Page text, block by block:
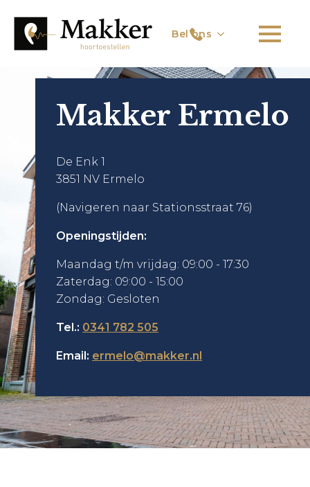
Bel ons
Makker Ermelo
De Enk 1
3851 NV Ermelo
(Navigeren naar Stationsstraat 76)
Openingstijden:
Maandag t/m vrijdag: 09:00 - 17:30
Zaterdag: 09:00 - 15:00
Zondag: Gesloten
Tel.: 0341 782 505
Email: ermelo@makker.nl